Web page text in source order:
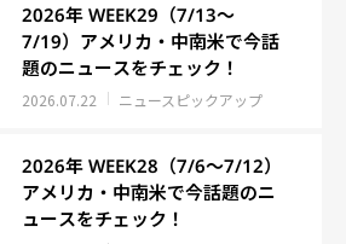
2026年 WEEK29（7/13～
7/19）アメリカ・中南米で今話
題のニュースをチェック！
2026.07.22 ニュースピックアップ
2026年 WEEK28（7/6～7/12）
アメリカ・中南米で今話題のニ
ュースをチェック！